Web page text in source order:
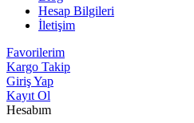
Hesap Bilgileri
İletişim
Favorilerim
Kargo Takip
Giriş Yap
Kayıt Ol
Hesabım